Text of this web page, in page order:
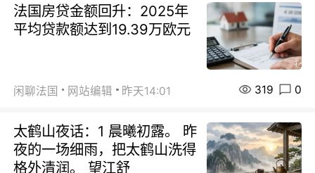
法国房贷金额回升：2025年
平均贷款额达到19.39万欧元
闲聊法国 网站编辑 昨天14:01 319 0
太鹤山夜话：1 晨曦初露。 昨
夜的一场细雨，把太鹤山洗得
格外清润。 望江舒